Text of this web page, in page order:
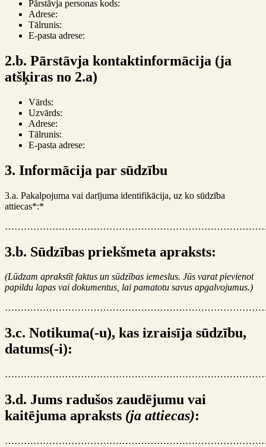
Pārstāvja personas kods:
Adrese:
Tālrunis:
E-pasta adrese:
2.b. Pārstāvja kontaktinformācija (ja
atšķiras no 2.a)
Vārds:
Uzvārds:
Adrese:
Tālrunis:
E-pasta adrese:
3. Informācija par sūdzību
3.a. Pakalpojuma vai darījuma identifikācija, uz ko sūdzība
attiecas*:*
3.b. Sūdzības priekšmeta apraksts:
(Lūdzam aprakstīt faktus un sūdzības iemeslus. Jūs varat pievienot
papildu lapas vai dokumentus, lai pamatotu savus apgalvojumus.)
3.c. Notikuma(-u), kas izraisīja sūdzību,
datums(-i):
3.d. Jums radušos zaudējumu vai
kaitējuma apraksts (ja attiecas):